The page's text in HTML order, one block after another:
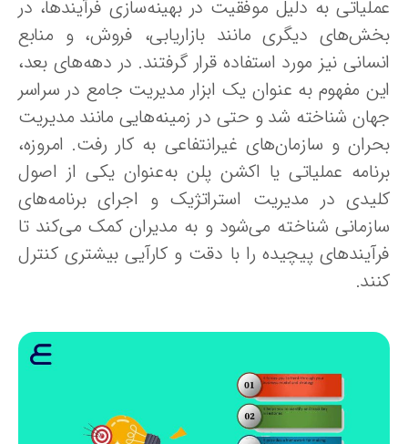
به دلیل موفقیت در بهینه‌سازی فرآیندها، در
دیگری مانند بازاریابی، فروش، و منابع
نیز مورد استفاده قرار گرفتند. در دهه‌های بعد،
مفهوم به عنوان یک ابزار مدیریت جامع در سراسر
شناخته شد و حتی در زمینه‌هایی مانند مدیریت
و سازمان‌های غیرانتفاعی به کار رفت. امروزه،
عملیاتی یا اکشن پلن به‌عنوان یکی از اصول
در مدیریت استراتژیک و اجرای برنامه‌های
شناخته می‌شود و به مدیران کمک می‌کند تا
پیچیده را با دقت و کارآیی بیشتری کنترل